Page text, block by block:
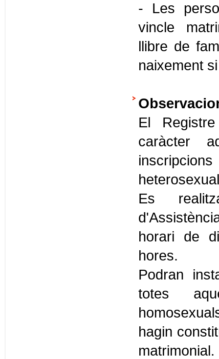
- Les
vincle
llibre de
naixement
El
caràcter
Es
horari de
hores.
Podran
totes
hagin
matrimonial.